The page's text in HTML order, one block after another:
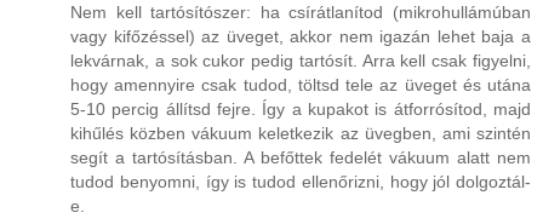
Nem kell tartósítószer: ha csírátlanítod (mikrohullámúban
vagy kifőzéssel) az üveget, akkor nem igazán lehet baja a
lekvárnak, a sok cukor pedig tartósít. Arra kell csak figyelni,
hogy amennyire csak tudod, töltsd tele az üveget és utána
5-10 percig állítsd fejre. Így a kupakot is átforrósítod, majd
kihűlés közben vákuum keletkezik az üvegben, ami szintén
segít a tartósításban. A befőttek fedelét vákuum alatt nem
tudod benyomni, így is tudod ellenőrizni, hogy jól dolgoztál-
e.